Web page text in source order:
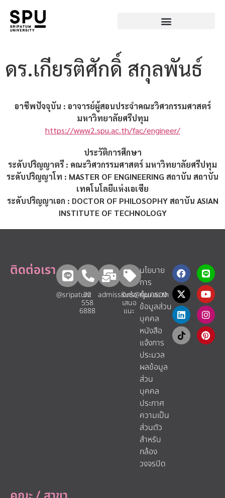
ดร.เกียรติศักดิ์ สกุลพันธ์
อาชีพปัจจุบัน : อาจารย์ผู้สอนประจำคณะวิศวกรรมศาสตร์
มหาวิทยาลัยศรีปทุม
https://www2.spu.ac.th/fac/engineer/
ประวัติการศึกษา
ระดับปริญญาตรี : คณะวิศวกรรมศาสตร์ มหาวิทยาลัยศรีปทุม
ระดับปริญญาโท : MASTER OF ENGINEERING สถาบัน สถาบัน
เทคโนโลยีแห่งเอเซีย
ระดับปริญญาเอก : DOCTOR OF PHILOSOPHY สถาบัน ASIAN
INSTITUTE OF TECHNOLOGY
ติดต่อเรา
@sripatum
02
558
6888
admissions@spu.ac.th
รับข้อ
เสนอ
แนะ​
นโยบาย
การ
คุ้มครอง
ข้อมูลส่วน
บุคคล
หนังสือ
แจ้งการ
ประมวล
ผลข้อมูล
ส่วน
บุคคล
ประกาศ
ความเป็น
ส่วนตัว
สำหรับ
กล้อง
วงจรปิด